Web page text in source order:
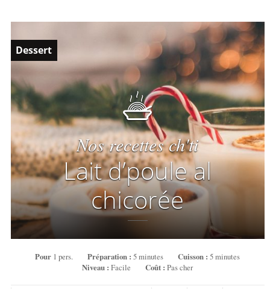
Dessert
Nos recettes ch'ti
Lait d’poule al
chicorée
Pour 1 pers. Préparation :5 minutes Cuisson :5 minutes
Niveau : Facile Coût : Pas cher